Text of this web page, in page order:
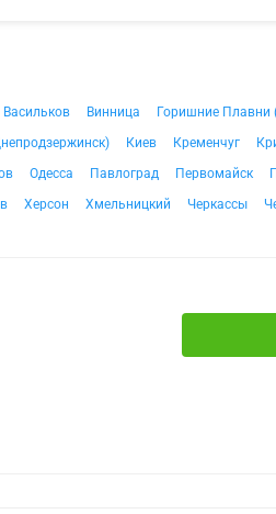
Васильков Винница Горишние Плавни
Киев Кременчуг
Одесса Павлоград Первомайск
Херсон Хмельницкий Черкассы